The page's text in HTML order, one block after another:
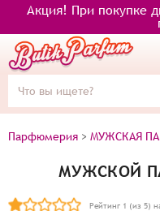
Акция! При покупке
Парфюмерия > МУЖСКАЯ
МУЖСКОЙ
Рейтинг 1 (из 5)